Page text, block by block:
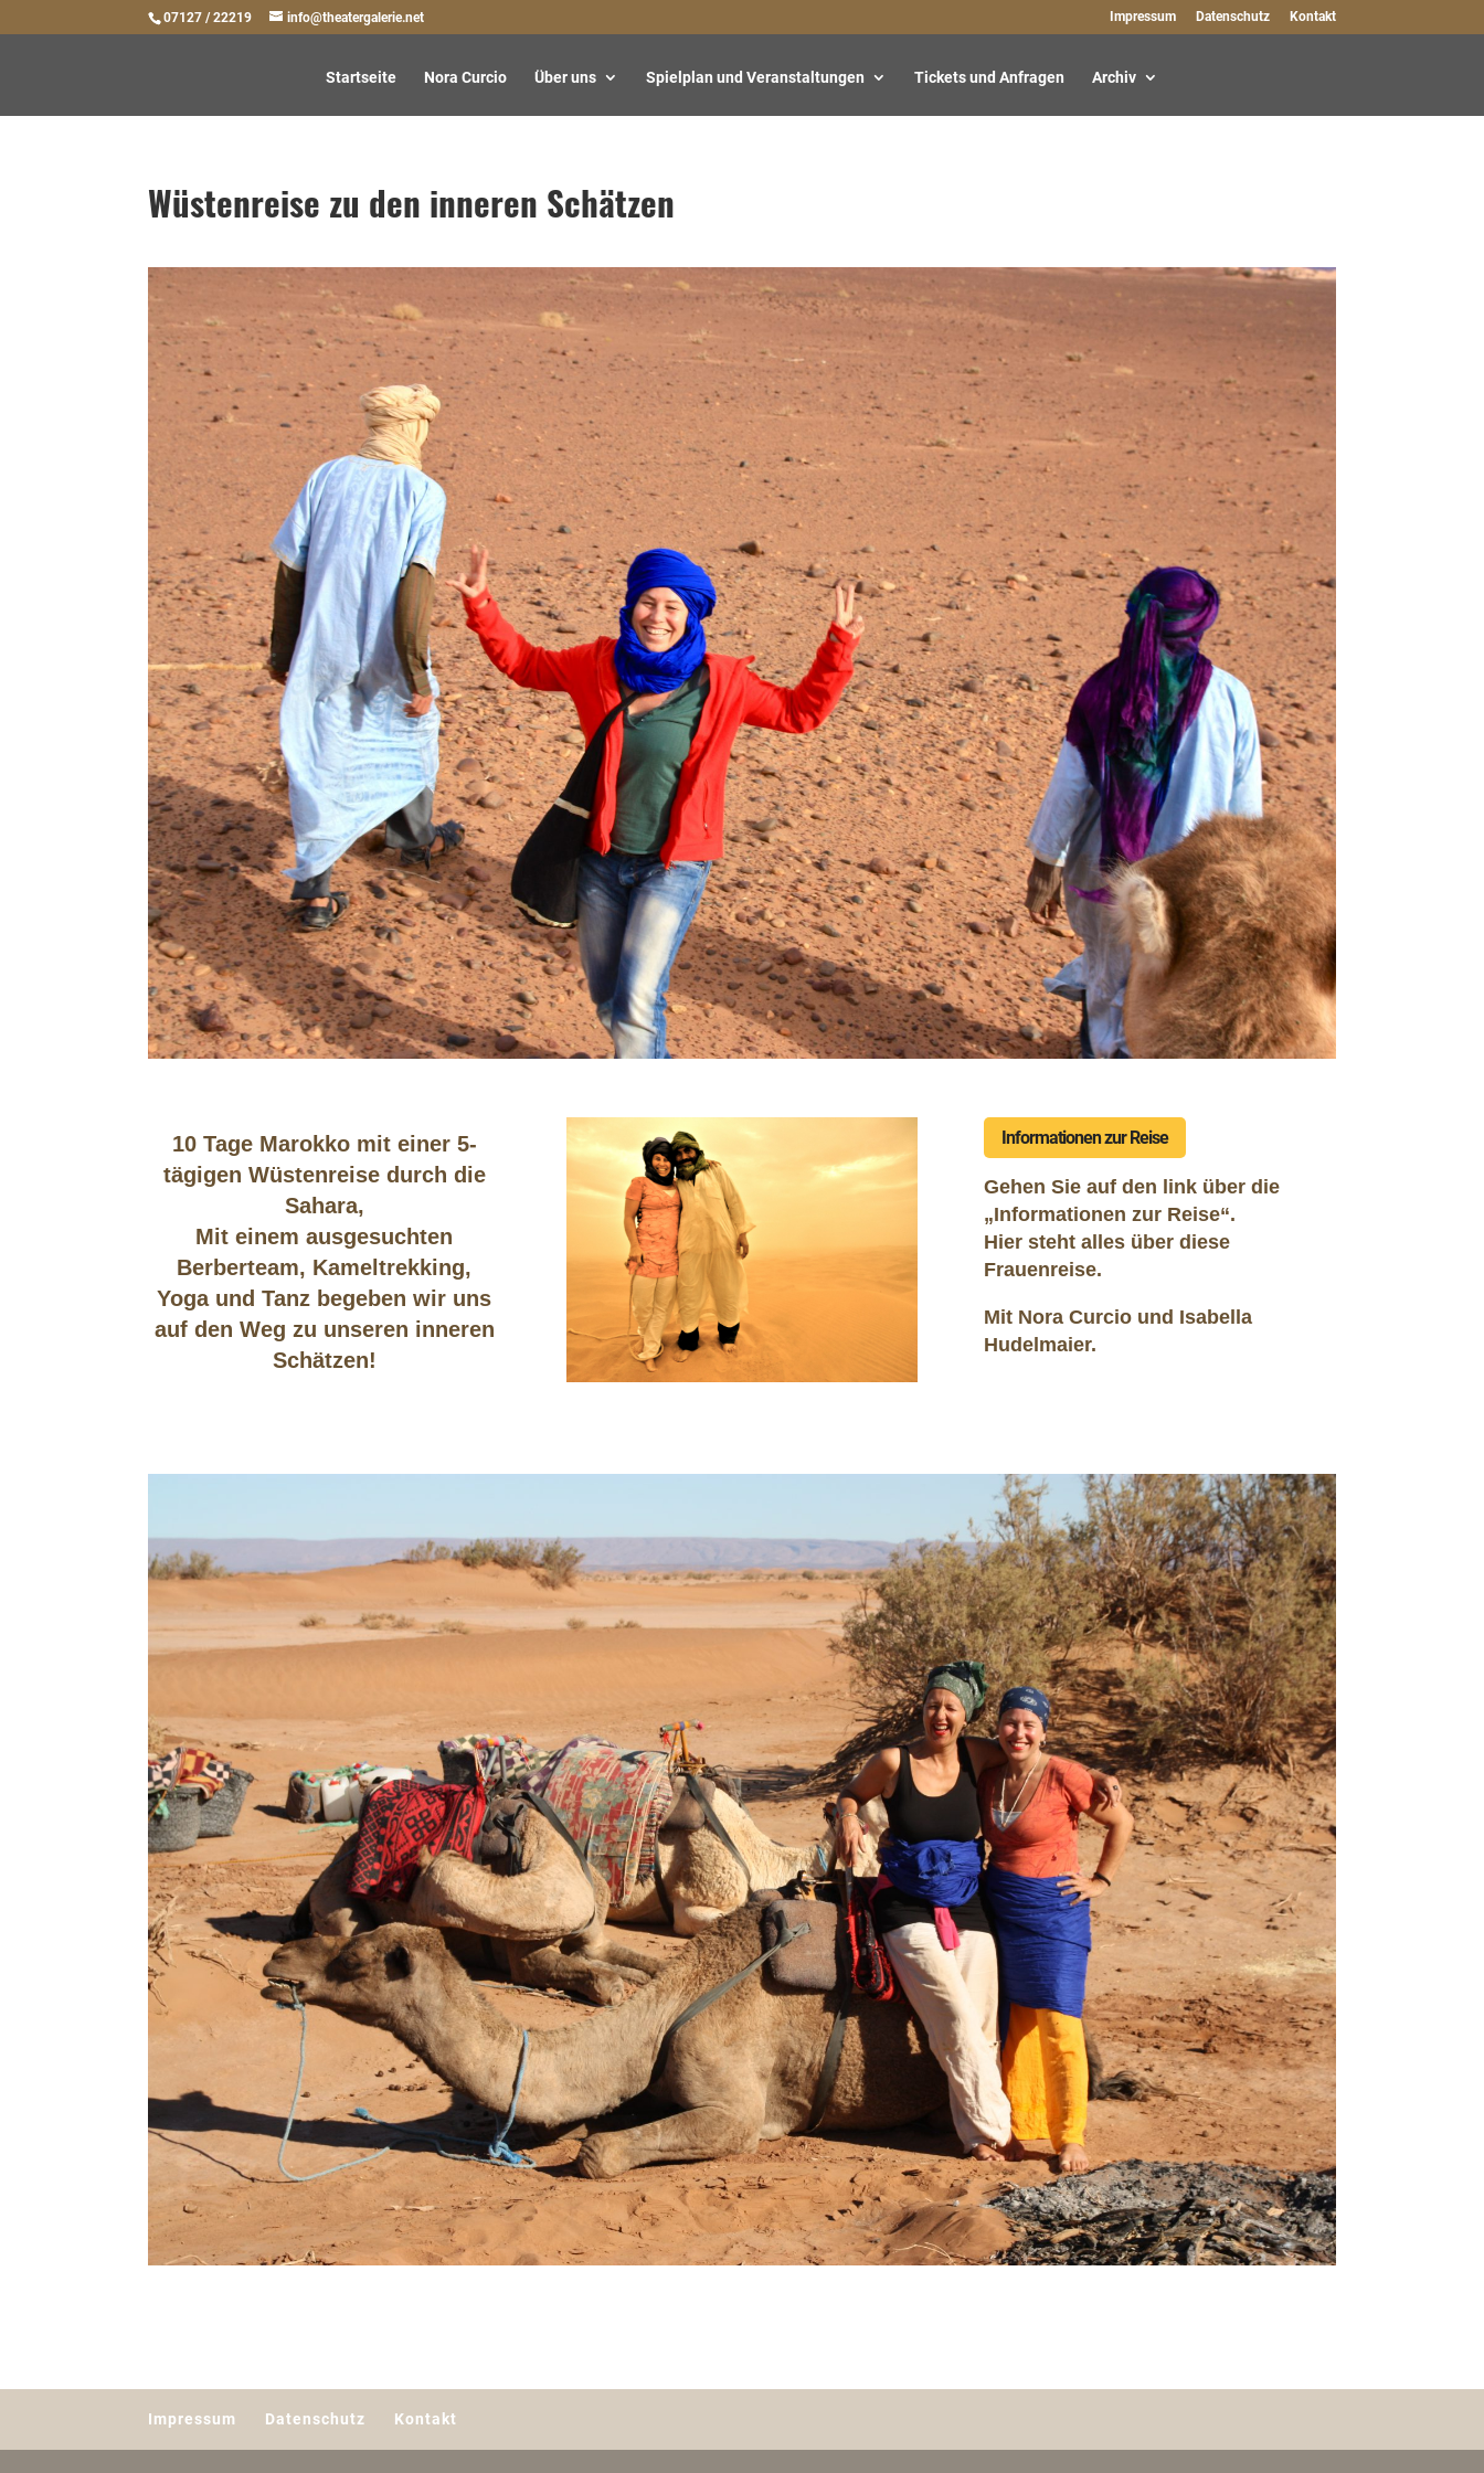
07127 / 22219 info@theatergalerie.net Impressum Datenschutz Kontakt
Startseite Nora Curcio Über uns Spielplan und Veranstaltungen Tickets und Anfragen Archiv
Wüstenreise zu den inneren Schätzen
10 Tage Marokko mit einer 5-
tägigen Wüstenreise durch die
Sahara,
Mit einem ausgesuchten
Berberteam, Kameltrekking,
Yoga und Tanz begeben wir uns
auf den Weg zu unseren inneren
Schätzen!
Informationen zur Reise
Gehen Sie auf den link über die
„Informationen zur Reise“.
Hier steht alles über diese
Frauenreise.
Mit Nora Curcio und Isabella
Hudelmaier.
Impressum Datenschutz Kontakt